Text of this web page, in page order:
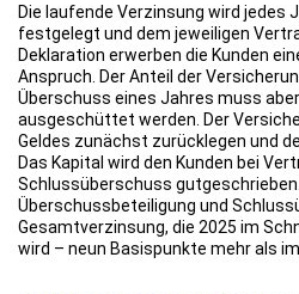
Die laufende Verzinsung wird jedes
festgelegt und dem jeweiligen
Deklaration erwerben die Kunden
Anspruch. Der Anteil der
Überschuss eines Jahres muss
ausgeschüttet werden. Der
Geldes zunächst zurücklegen und
Das Kapital wird den Kunden bei
Schlussüberschuss
Überschussbeteiligung und
Gesamtverzinsung, die 2025 im
wird – neun Basispunkte mehr als